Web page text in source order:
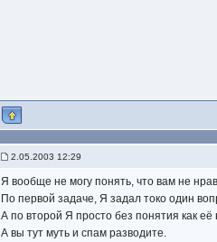
2.05.2003 12:29
Я вообще не могу понять, что вам не
По первой задаче, Я задал токо один
А по второй Я просто без понятия как её
А вы тут муть и спам разводите.